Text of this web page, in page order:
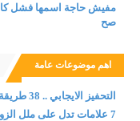
مفيش حاجة اسمها فشل
صح
اهم موضوعات عامة
التحفيز الايجابي .. 38 طريقة تساعدك لتحفيز نفسك على العمل والتطور
7 علامات تدل على ملل الزوج من الزوجة